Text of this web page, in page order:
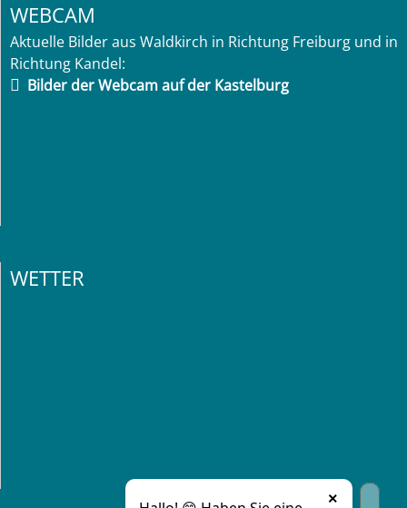
WEBCAM
Aktuelle Bilder aus Waldkirch in Richtung Freiburg und in
Richtung Kandel:
Bilder der Webcam auf der Kastelburg
WETTER
×